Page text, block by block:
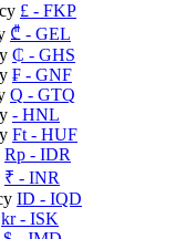
£ - FKP
₾ - GEL
₵ - GHS
₣ - GNF
Q - GTQ
- HNL
Ft - HUF
Rp - IDR
₹ - INR
ID - IQD
kr- ISK